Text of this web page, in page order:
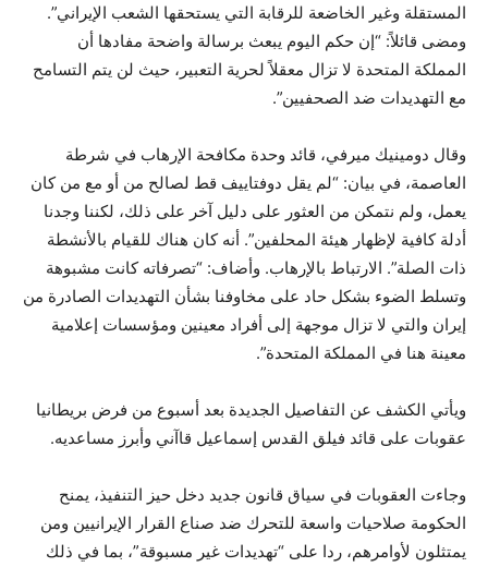
المستقلة وغير الخاضعة للرقابة التي يستحقها الشعب الإيراني”.
ومضى قائلاً: “إن حكم اليوم يبعث برسالة واضحة مفادها أن
المملكة المتحدة لا تزال معقلاً لحرية التعبير، حيث لن يتم التسامح
مع التهديدات ضد الصحفيين”.
وقال دومينيك ميرفي، قائد وحدة مكافحة الإرهاب في شرطة
العاصمة، في بيان: “لم يقل دوفتاييف قط لصالح من أو مع من كان
يعمل، ولم نتمكن من العثور على دليل آخر على ذلك، لكننا وجدنا
أدلة كافية لإظهار هيئة المحلفين”. أنه كان هناك للقيام بالأنشطة
ذات الصلة”. الارتباط بالإرهاب. وأضاف: “تصرفاته كانت مشبوهة
وتسلط الضوء بشكل حاد على مخاوفنا بشأن التهديدات الصادرة من
إيران والتي لا تزال موجهة إلى أفراد معينين ومؤسسات إعلامية
معينة هنا في المملكة المتحدة”.
ويأتي الكشف عن التفاصيل الجديدة بعد أسبوع من فرض بريطانيا
عقوبات على قائد فيلق القدس إسماعيل قاآني وأبرز مساعديه.
وجاءت العقوبات في سياق قانون جديد دخل حيز التنفيذ، يمنح
الحكومة صلاحيات واسعة للتحرك ضد صناع القرار الإيرانيين ومن
يمتثلون لأوامرهم، ردا على “تهديدات غير مسبوقة”، بما في ذلك